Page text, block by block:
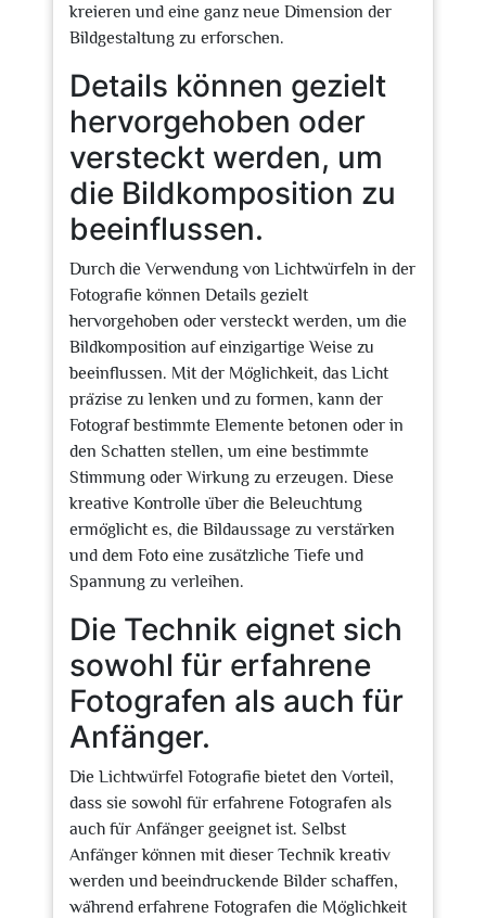
kreieren und eine ganz neue Dimension der
Bildgestaltung zu erforschen.
Details können gezielt
hervorgehoben oder
versteckt werden, um
die Bildkomposition zu
beeinflussen.
Durch die Verwendung von Lichtwürfeln in der
Fotografie können Details gezielt
hervorgehoben oder versteckt werden, um die
Bildkomposition auf einzigartige Weise zu
beeinflussen. Mit der Möglichkeit, das Licht
präzise zu lenken und zu formen, kann der
Fotograf bestimmte Elemente betonen oder in
den Schatten stellen, um eine bestimmte
Stimmung oder Wirkung zu erzeugen. Diese
kreative Kontrolle über die Beleuchtung
ermöglicht es, die Bildaussage zu verstärken
und dem Foto eine zusätzliche Tiefe und
Spannung zu verleihen.
Die Technik eignet sich
sowohl für erfahrene
Fotografen als auch für
Anfänger.
Die Lichtwürfel Fotografie bietet den Vorteil,
dass sie sowohl für erfahrene Fotografen als
auch für Anfänger geeignet ist. Selbst
Anfänger können mit dieser Technik kreativ
werden und beeindruckende Bilder schaffen,
während erfahrene Fotografen die Möglichkeit